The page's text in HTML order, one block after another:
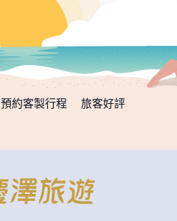
預約客製行程 旅客好評